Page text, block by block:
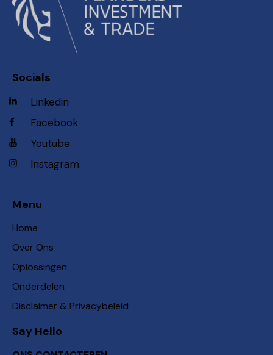
Socials
Linkedin
Facebook
Youtube
Instagram
Menu
Home
Over Ons
Oplossingen
Onderdelen
Disclaimer & Privacybeleid
Say Hello